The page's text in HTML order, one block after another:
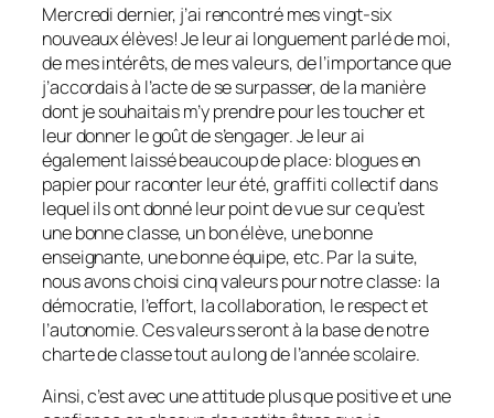
Mercredi dernier, j’ai rencontré mes vingt-six
nouveaux élèves! Je leur ai longuement parlé de moi,
de mes intérêts, de mes valeurs, de l’importance que
j’accordais à l’acte de se surpasser, de la manière
dont je souhaitais m’y prendre pour les toucher et
leur donner le goût de s’engager. Je leur ai
également laissé beaucoup de place: blogues en
papier pour raconter leur été, graffiti collectif dans
lequel ils ont donné leur point de vue sur ce qu’est
une bonne classe, un bon élève, une bonne
enseignante, une bonne équipe, etc. Par la suite,
nous avons choisi cinq valeurs pour notre classe: la
démocratie, l’effort, la collaboration, le respect et
l’autonomie. Ces valeurs seront à la base de notre
charte de classe tout au long de l’année scolaire.
Ainsi, c’est avec une attitude plus que positive et une